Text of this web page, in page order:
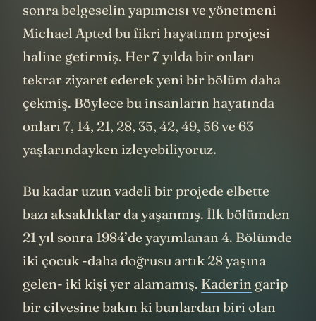
sonra belgeselin yapımcısı ve yönetmeni
Michael Apted bu fikri hayatının projesi
haline getirmiş. Her 7 yılda bir onları
tekrar ziyaret ederek yeni bir bölüm daha
çekmiş. Böylece bu insanların hayatında
onları 7, 14, 21, 28, 35, 42, 49, 56 ve 63
yaşlarındayken izleyebiliyoruz.
Bu kadar uzun vadeli bir projede elbette
bazı aksaklıklar da yaşanmış. İlk bölümden
21 yıl sonra 1984’de yayımlanan 4. Bölümde
iki çocuk -daha doğrusu artık 28 yaşına
gelen- iki kişi yer alamamış. Kaderin garip
bir cilvesine bakın ki bunlardan biri olan